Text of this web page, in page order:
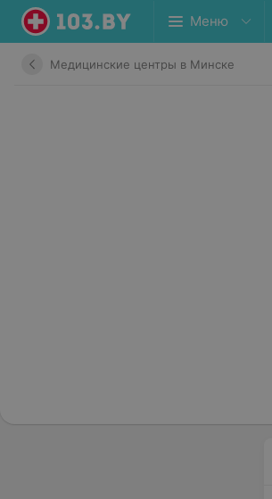
Меню
Медицинские центры в Минске